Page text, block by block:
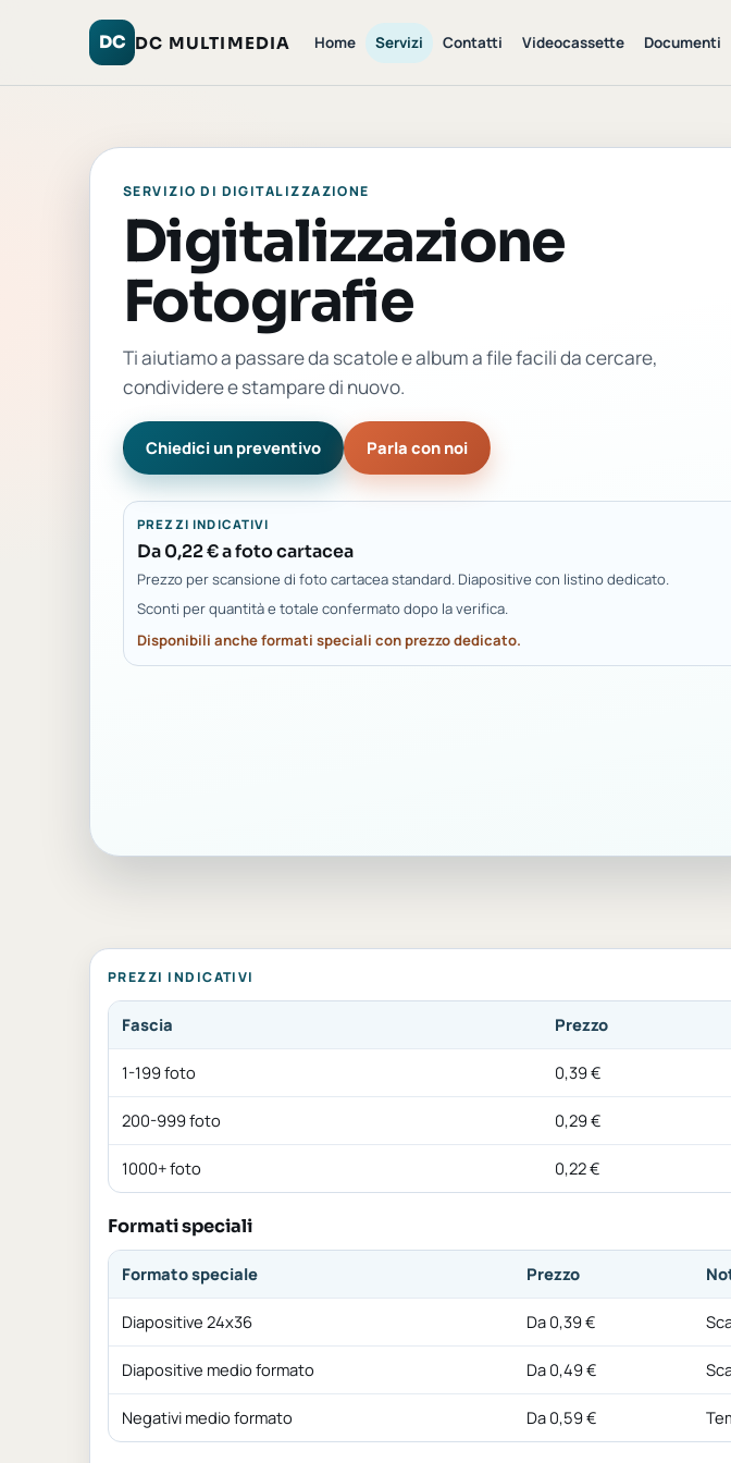
DC DC MULTIMEDIA Home Servizi Contatti Videocassette Documenti
SERVIZIO DI DIGITALIZZAZIONE
Digitalizzazione
Fotografie
Ti aiutiamo a passare da scatole e album a file facili da cercare,
condividere e stampare di nuovo.
Chiedici un preventivo Parla con noi
PREZZI INDICATIVI
Da 0,22 € a foto cartacea
Prezzo per scansione di foto cartacea standard. Diapositive con listino dedicato.
Sconti per quantità e totale confermato dopo la verifica.
Disponibili anche formati speciali con prezzo dedicato.
PREZZI INDICATIVI
Fascia Prezzo
1-199 foto 0,39 €
200-999 foto 0,29 €
1000+ foto 0,22 €
Formati speciali
Formato speciale Prezzo
Diapositive 24x36 Da 0,39 €
Diapositive medio formato Da 0,49 €
Negativi medio formato Da 0,59 €